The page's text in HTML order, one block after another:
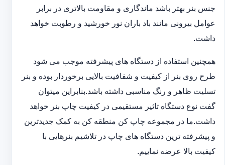
جنس بنر بهتر باشد ماندگاری و مقاومت بالاتری در برابر
عوامل بیرونی مانند باد باران نور خورشید و رطوبت خواهد
داشت.
همچنین استفاده از دستگاه های پیشرفته موجب می شود
طرح روی بنر از کیفیت و شفافیت بالایی برخوردار بوده و بنر
تسلیت ظاهر و رنگ مناسبی داشته باشد.بنابراین میتوان
گفت نوع دستگاه تاثیر مستقیمی در کیفیت چاپ بنر خواهد
داشت.ما در مجموعه چاپ کن منطقه کن به کمک جدیدترین
و پیشرفته ترین دستگاه های چاپ در تلاشیم بنرهایی با
کیفیت بالا عرضه نماییم.